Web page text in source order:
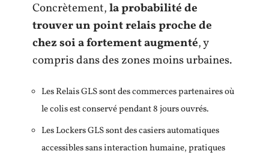
Concrètement,la probabilité de
trouver un point relais proche de
chez soi a fortement augmenté, y
compris dans des zones moins urbaines.
Les Relais GLS sont des commerces partenaires où
le colis est conservé pendant 8 jours ouvrés.
Les Lockers GLS sont des casiers automatiques
accessibles sans interaction humaine, pratiques